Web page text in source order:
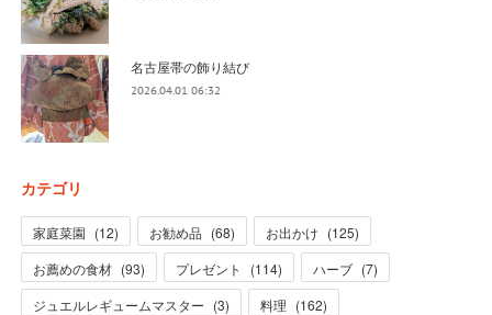
名古屋帯の飾り結び
2026.04.01 06:32
カテゴリ
家庭菜園 (12) お勧め品 (68) お出かけ (125)
お薦めの食材 (93) プレゼント (114) ハーブ (7)
ジュエルレギュームマスター (3) 料理 (162)